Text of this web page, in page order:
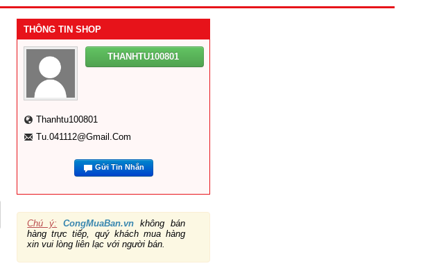
THÔNG TIN SHOP
THANHTU100801
Thanhtu100801
Tu.041112@gmail.com
Gửi Tin Nhắn
Chú ý: CongMuaBan.vn không bán
hàng trực tiếp, quý khách mua hàng
xin vui lòng liên lạc với người bán.